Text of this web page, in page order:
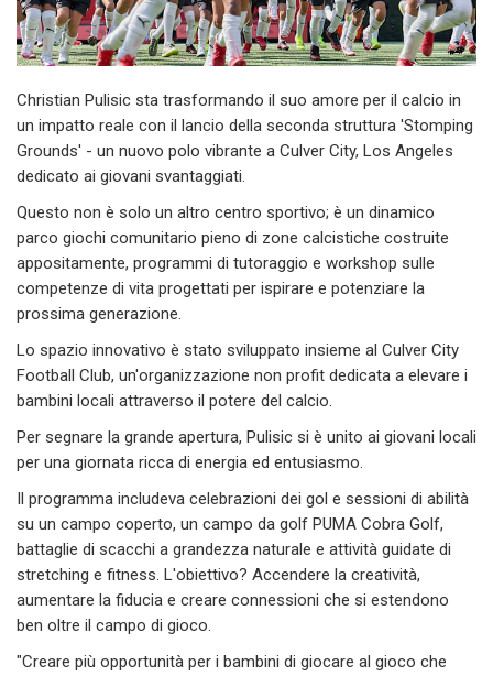
Christian Pulisic sta trasformando il suo amore per il calcio in
un impatto reale con il lancio della seconda struttura 'Stomping
Grounds' - un nuovo polo vibrante a Culver City, Los Angeles
dedicato ai giovani svantaggiati.
Questo non è solo un altro centro sportivo; è un dinamico
parco giochi comunitario pieno di zone calcistiche costruite
appositamente, programmi di tutoraggio e workshop sulle
competenze di vita progettati per ispirare e potenziare la
prossima generazione.
Lo spazio innovativo è stato sviluppato insieme al Culver City
Football Club, un'organizzazione non profit dedicata a elevare i
bambini locali attraverso il potere del calcio.
Per segnare la grande apertura, Pulisic si è unito ai giovani locali
per una giornata ricca di energia ed entusiasmo.
Il programma includeva celebrazioni dei gol e sessioni di abilità
su un campo coperto, un campo da golf PUMA Cobra Golf,
battaglie di scacchi a grandezza naturale e attività guidate di
stretching e fitness. L'obiettivo? Accendere la creatività,
aumentare la fiducia e creare connessioni che si estendono
ben oltre il campo di gioco.
"Creare più opportunità per i bambini di giocare al gioco che